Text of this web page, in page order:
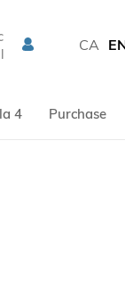
CA
4 Purchase